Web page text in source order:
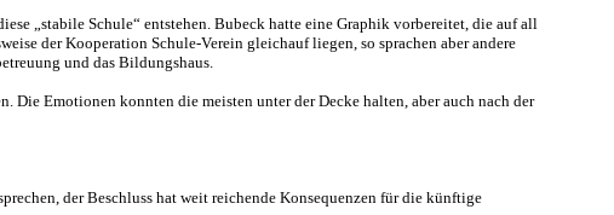
„stabile Schule“ entstehen. Bubeck hatte eine Graphik vorbereitet, die auf all
der Kooperation Schule-Verein gleichauf liegen, so sprachen aber andere
und das Bildungshaus.
Emotionen konnten die meisten unter der Decke halten, aber auch nach der
der Beschluss hat weit reichende Konsequenzen für die künftige